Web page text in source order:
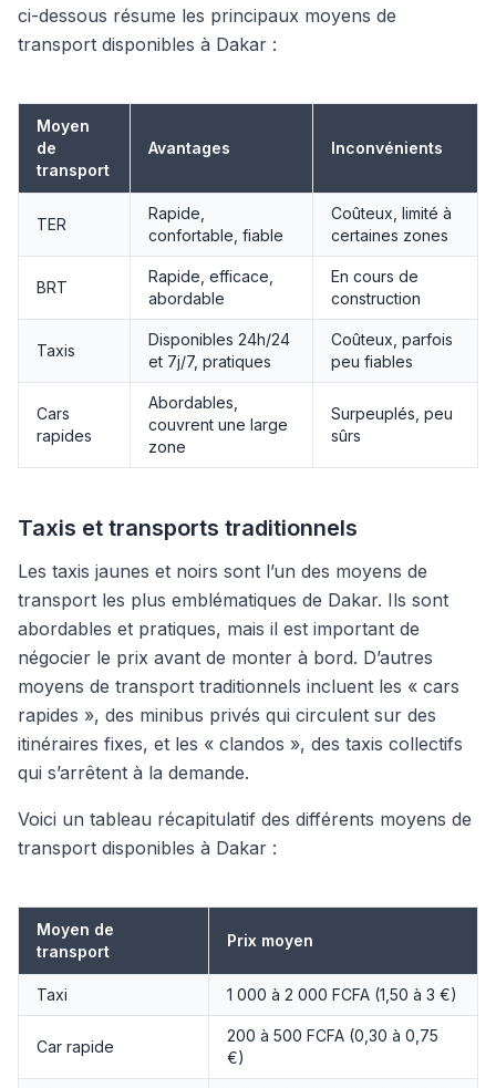
ci-dessous résume les principaux moyens de
transport disponibles à Dakar :
Moyen
de
transport
Avantages Inconvénients
TER
Rapide,
confortable, fiable
Coûteux, limité à
certaines zones
BRT
Rapide, efficace,
abordable
En cours de
construction
Taxis
Disponibles 24h/24
et 7j/7, pratiques
Coûteux, parfois
peu fiables
Cars
rapides
Abordables,
couvrent une large
zone
Surpeuplés, peu
sûrs
Taxis et transports traditionnels
Les taxis jaunes et noirs sont l’un des moyens de
transport les plus emblématiques de Dakar. Ils sont
abordables et pratiques, mais il est important de
négocier le prix avant de monter à bord. D’autres
moyens de transport traditionnels incluent les « cars
rapides », des minibus privés qui circulent sur des
itinéraires fixes, et les « clandos », des taxis collectifs
qui s’arrêtent à la demande.
Voici un tableau récapitulatif des différents moyens de
transport disponibles à Dakar :
Moyen de
transport
Prix moyen
Taxi 1 000 à 2 000 FCFA (1,50 à 3 €)
Car rapide
200 à 500 FCFA (0,30 à 0,75
€)